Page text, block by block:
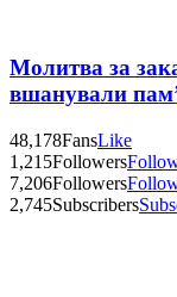
Молитва за
вшанували
48,178FansLike
1,215Followers
7,206Followers
2,745Subscribers